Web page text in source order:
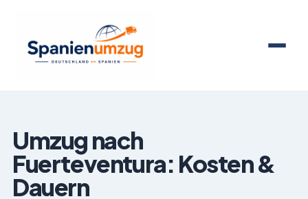
Umzug nach
Fuerteventura: Kosten &
Dauern